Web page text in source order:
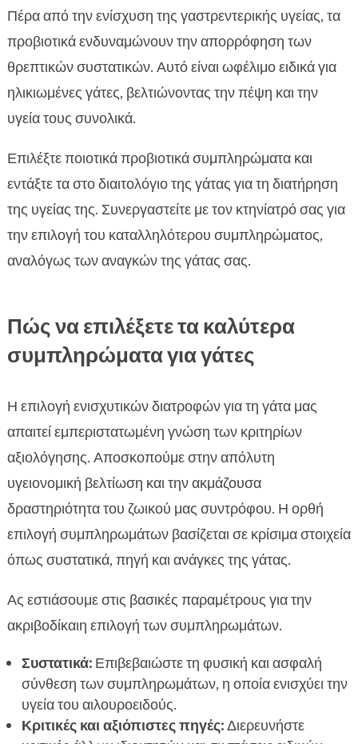
Πέρα από την ενίσχυση της γαστρεντερικής υγείας, τα
προβιοτικά ενδυναμώνουν την απορρόφηση των
θρεπτικών συστατικών. Αυτό είναι ωφέλιμο ειδικά για
ηλικιωμένες γάτες, βελτιώνοντας την πέψη και την
υγεία τους συνολικά.
Επιλέξτε ποιοτικά προβιοτικά συμπληρώματα και
εντάξτε τα στο διαιτολόγιο της γάτας για τη διατήρηση
της υγείας της. Συνεργαστείτε με τον κτηνίατρό σας για
την επιλογή του καταλληλότερου συμπληρώματος,
αναλόγως των αναγκών της γάτας σας.
Πώς να επιλέξετε τα καλύτερα
συμπληρώματα για γάτες
Η επιλογή ενισχυτικών διατροφών για τη γάτα μας
απαιτεί εμπεριστατωμένη γνώση των κριτηρίων
αξιολόγησης. Αποσκοπούμε στην απόλυτη
υγειονομική βελτίωση και την ακμάζουσα
δραστηριότητα του ζωικού μας συντρόφου. Η ορθή
επιλογή συμπληρωμάτων βασίζεται σε κρίσιμα στοιχεία
όπως συστατικά, πηγή και ανάγκες της γάτας.
Ας εστιάσουμε στις βασικές παραμέτρους για την
ακριβοδίκαιη επιλογή των συμπληρωμάτων.
Συστατικά:Επιβεβαιώστε τη φυσική και ασφαλή
σύνθεση των συμπληρωμάτων, η οποία ενισχύει την
υγεία του αιλουροειδούς.
Κριτικές και αξιόπιστες πηγές:Διερευνήστε